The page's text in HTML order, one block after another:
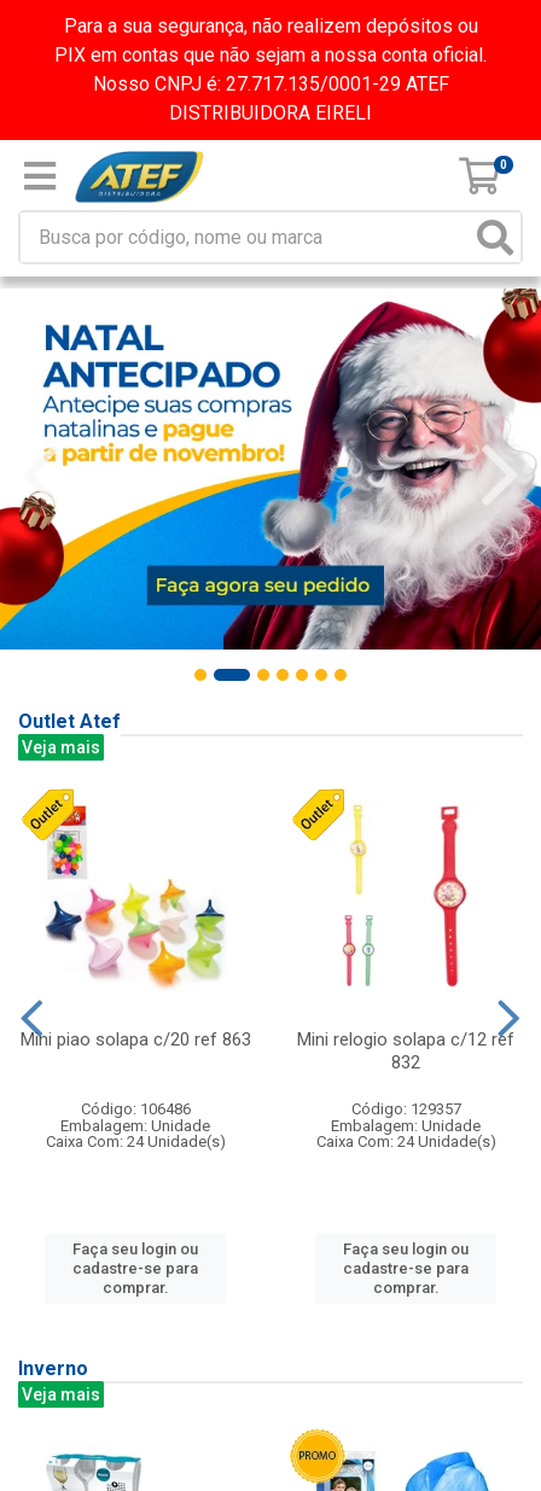
Para a sua segurança, não realizem depósitos ou
PIX em contas que não sejam a nossa conta oficial.
Nosso CNPJ é: 27.717.135/0001-29 ATEF
DISTRIBUIDORA EIRELI
0
Outlet Atef
Veja mais
Mini piao solapa c/20 ref 863
Código: 106486
Embalagem: Unidade
Caixa Com: 24 Unidade(s)
Faça seu login ou
cadastre-se para
comprar.
Mini relogio solapa c/12 ref
832
Código: 129357
Embalagem: Unidade
Caixa Com: 24 Unidade(s)
Faça seu login ou
cadastre-se para
comprar.
Inverno
Veja mais